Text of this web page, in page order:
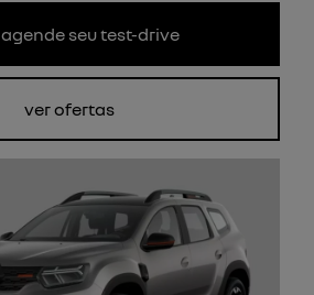
agende seu test-drive
ver ofertas